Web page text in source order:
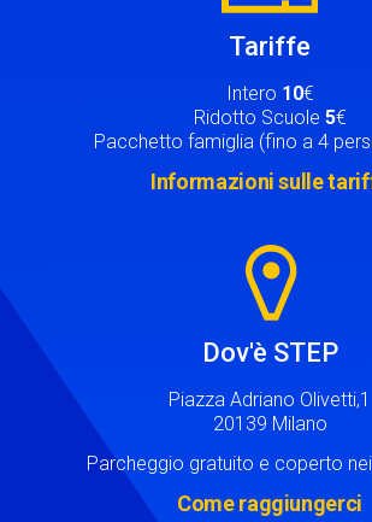
Tariffe
Intero 10€
Ridotto Scuole 5€
Pacchetto famiglia (fino a 4
Informazioni sulle
Dov'è STEP
Piazza Adriano Olivetti,1
20139 Milano
Parcheggio gratuito e coperto
Come raggiungerci